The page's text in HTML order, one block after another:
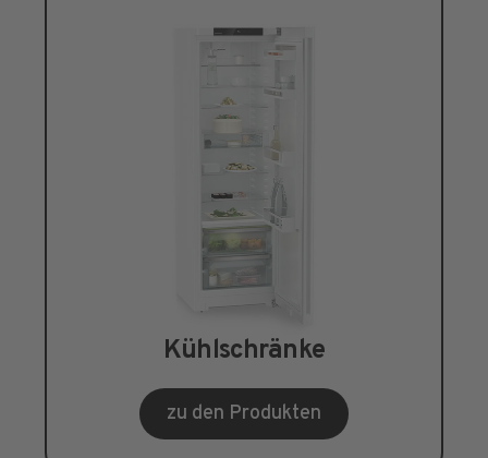
Kühlschränke
zu den Produkten